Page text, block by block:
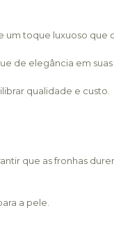
um toque luxuoso que
de elegância em suas
qualidade e custo.
que as fronhas
a pele.